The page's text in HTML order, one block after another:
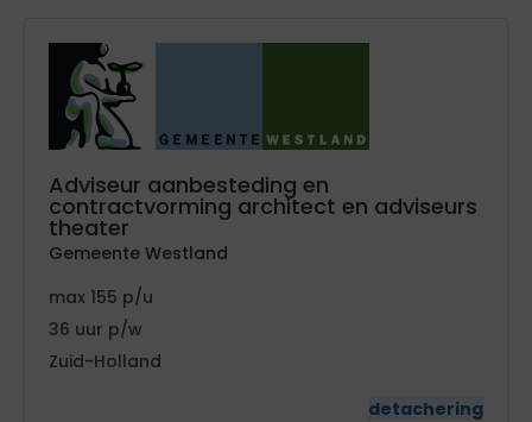
Adviseur aanbesteding en
contractvorming architect en adviseurs
theater
Gemeente Westland
155
36
Zuid-Holland
detachering